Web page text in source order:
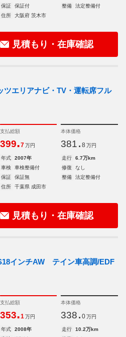
保証
保証付 整備
法定整備付
住所
大阪府 茨木市
見積もり・在庫確認
ツエリアナビ・TV・運転席フル
支払総額
399.7 万円
本体価格
381. 8 万円
年式 2007年 走行
6.7万km
車検
車検整備付 修復
なし
保証
保証無 整備
法定整備付
住所
千葉県 成田市
見積もり・在庫確認
インチAW テイン車高調/EDF
支払総額
353.1 万円
本体価格
338. 0 万円
年式 2008年 走行
10.2万km